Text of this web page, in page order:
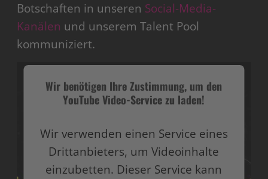
Botschaften in unseren Social-Media-
Kanälen und unserem Talent Pool
kommuniziert.
Wir benötigen Ihre Zustimmung, um den
YouTube Video-Service zu laden!
Wir verwenden einen Service eines
Drittanbieters, um Videoinhalte
einzubetten. Dieser Service kann